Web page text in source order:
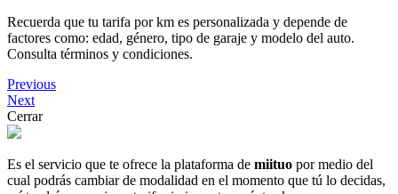
Recuerda que tu tarifa por km es personalizada y depende de
factores como: edad, género, tipo de garaje y modelo del auto.
Consulta términos y condiciones.
Previous
Next
Cerrar
Es el servicio que te ofrece la plataforma de miituo por medio del
cual podrás cambiar de modalidad en el momento que tú lo decidas,